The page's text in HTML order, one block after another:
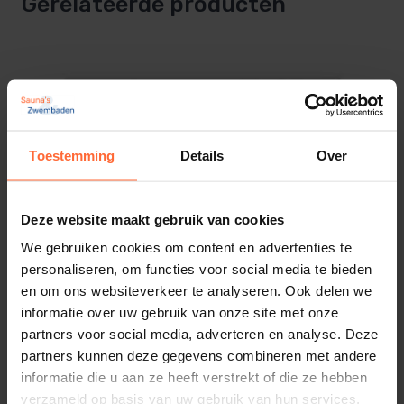
Toestemming Details Over
Deze website maakt gebruik van cookies
We gebruiken cookies om content en advertenties te
personaliseren, om functies voor social media te bieden
en om ons websiteverkeer te analyseren. Ook delen we
informatie over uw gebruik van onze site met onze
partners voor social media, adverteren en analyse. Deze
partners kunnen deze gegevens combineren met andere
informatie die u aan ze heeft verstrekt of die ze hebben
verzameld op basis van uw gebruik van hun services.
12u
Technische gegevens:
Afmeting relaiskast 340 x 240 x 108mm
Afmeting bediendeel 120 x 92 x 43mm
(uitbreidbaarheid tot 18kW of 27 kW d.m.v.
relaiskast)
De Sentiotec WAVE.COM4 saunabesturing is
verkrijgbaar in de standaard uitvoering en in de
EXACT uitvoering.
De standaard uitvoering is voorzien van 1
Digitaal
24 uur
Programmeerbare looptijd
SA-120010103
EAN
8719558882946
Gewicht
3 kg